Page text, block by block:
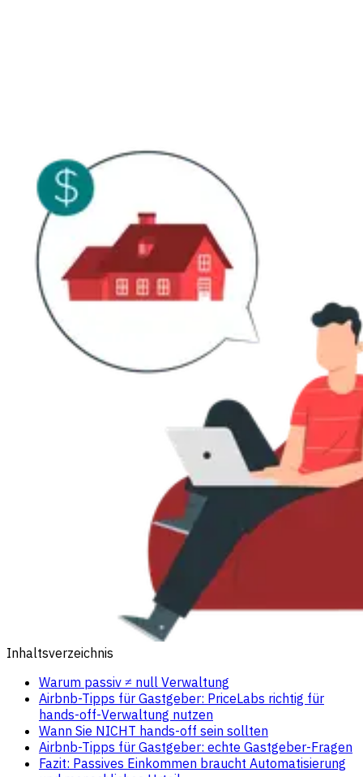
Inhaltsverzeichnis
Warum passiv ≠ null Verwaltung
Airbnb-Tipps für Gastgeber: PriceLabs richtig für
hands-off-Verwaltung nutzen
Wann Sie NICHT hands-off sein sollten
Airbnb-Tipps für Gastgeber: echte Gastgeber-Fragen
Fazit: Passives Einkommen braucht Automatisierung